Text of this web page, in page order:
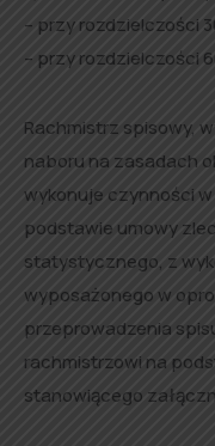
– przy rozdzielczości
– przy rozdzielczości
Rachmistrz spisowy,
naboru na zasadach
wykonuje czynności
podstawie umowy
statystycznego, z
wyposażonego w
przeprowadzenia
rachmistrzowi na
stanowiącego